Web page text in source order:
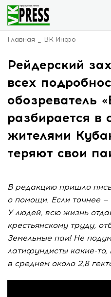
Главная ВК Инфо
Рейдерский
всех
обозреватель
разбирается в
жителями
теряют свои
В редакцию пришло
о помощи. Если точнее —
У людей, всю жизнь
крестьянскому труду,
Земельные паи! Не
латифундисты какие-то,
в среднем около 2,8